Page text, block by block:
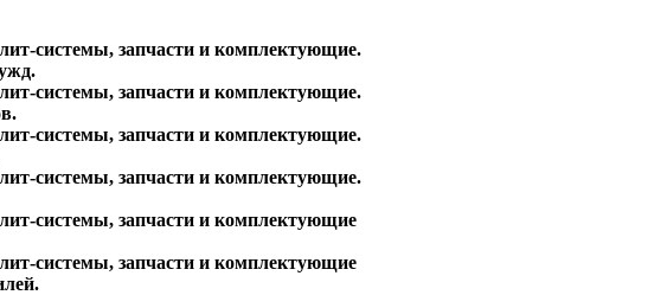
системы, запчасти и комплектующие.
системы, запчасти и комплектующие.
системы, запчасти и комплектующие.
системы, запчасти и комплектующие.
системы, запчасти и комплектующие
системы, запчасти и комплектующие